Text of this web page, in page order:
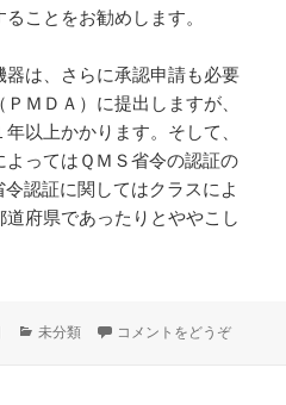
ことをお勧めします。
は、さらに承認申請も必要
ＭＤＡ）に提出しますが、
以上かかります。そして、
ってはＱＭＳ省令の認証の
認証に関してはクラスによ
府県であったりとややこし
カ
未分類 コメントをどうぞ